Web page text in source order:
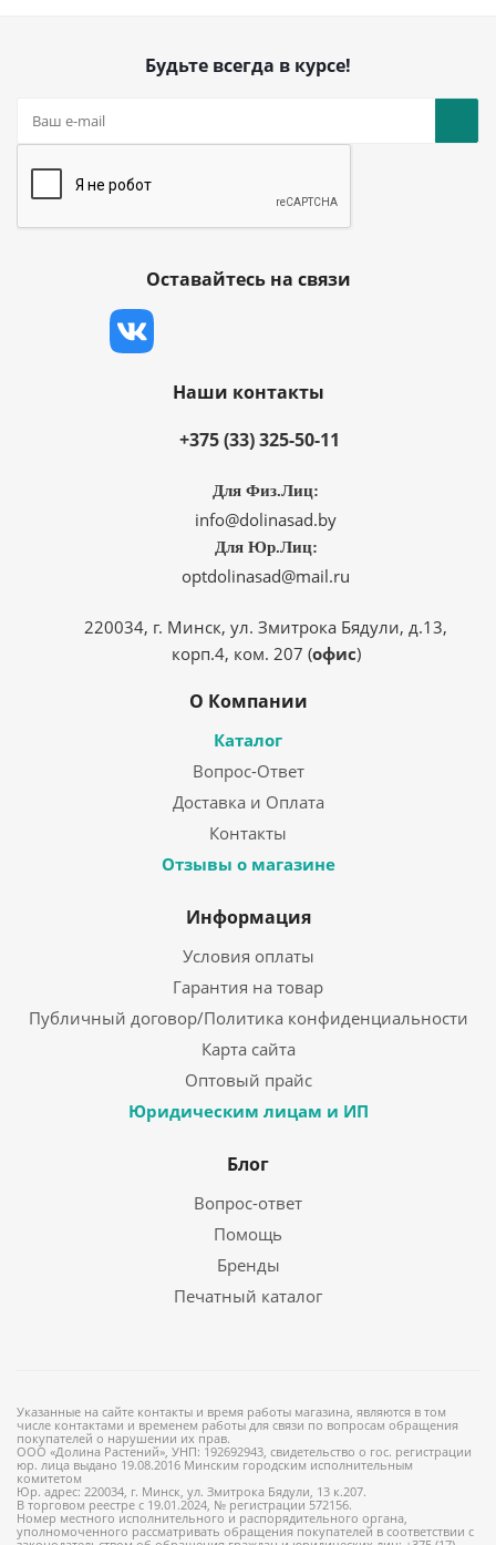
Будьте всегда в курсе!
Оставайтесь на связи
Наши контакты
+375 (33) 325-50-11
Для Физ.Лиц:
info@dolinasad.by
Для Юр.Лиц:
optdolinasad@mail.ru
220034, г. Минск, ул. Змитрока Бядули, д.13,
корп.4, ком. 207 (офис)
О Компании
Каталог
Вопрос-Ответ
Доставка и Оплата
Контакты
Отзывы о магазине
Информация
Условия оплаты
Гарантия на товар
Публичный договор/Политика конфиденциальности
Карта сайта
Оптовый прайс
Юридическим лицам и ИП
Блог
Вопрос-ответ
Помощь
Бренды
Печатный каталог
Указанные на сайте контакты и время работы магазина, являются в том
числе контактами и временем работы для связи по вопросам обращения
покупателей о нарушении их прав.
ООО «Долина Растений», УНП: 192692943, свидетельство о гос. регистрации
юр. лица выдано 19.08.2016 Минским городским исполнительным
комитетом
Юр. адрес: 220034, г. Минск, ул. Змитрока Бядули, 13 к.207.
В торговом реестре с 19.01.2024, № регистрации 572156.
Номер местного исполнительного и распорядительного органа,
уполномоченного рассматривать обращения покупателей в соответствии с